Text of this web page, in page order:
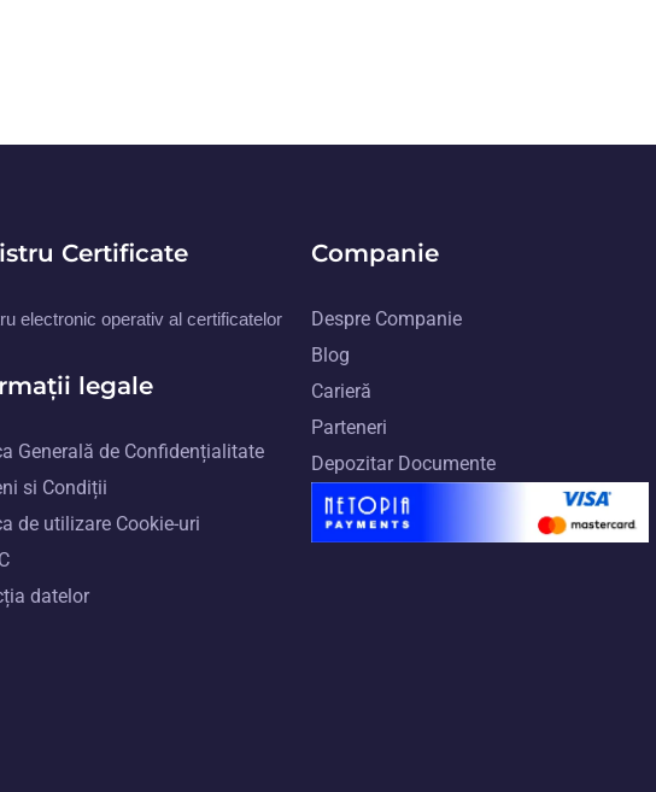
Certificate
electronic operativ al certificatelor
legale
Generală de Confidențialitate
si Condiții
de utilizare Cookie-uri
datelor
Companie
Despre Companie
Blog
Carieră
Parteneri
Depozitar Documente